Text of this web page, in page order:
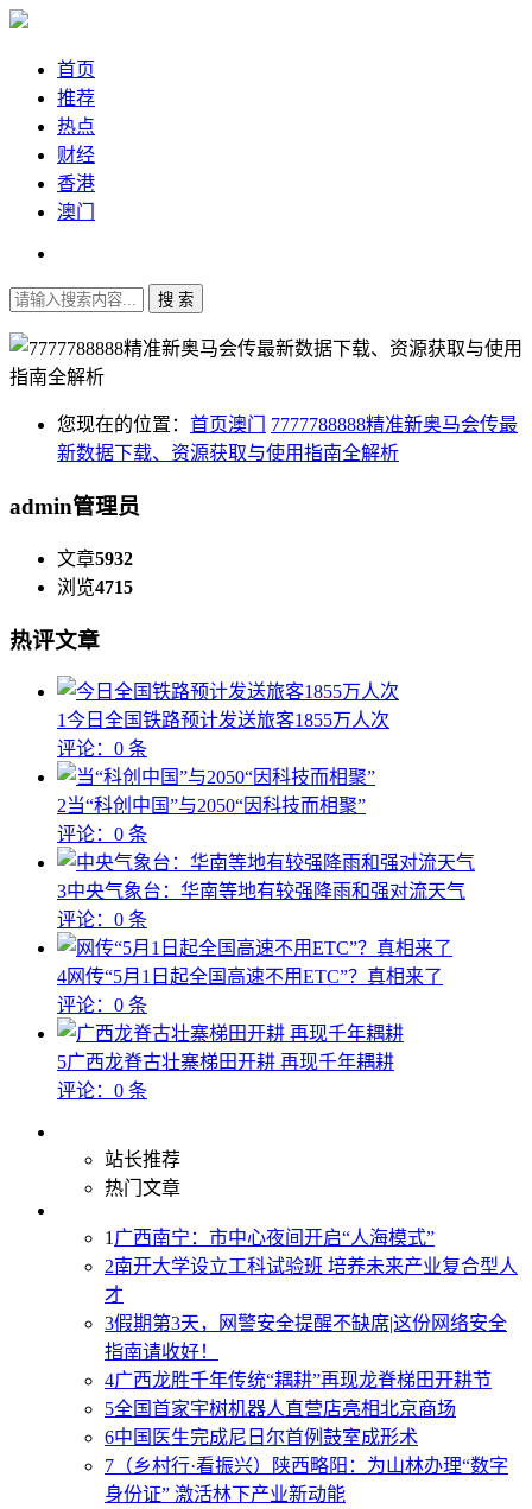
首页
推荐
热点
财经
香港
澳门
您现在的位置： 首页澳门
7777788888精准新奥马会传最
新数据下载、资源获取与使用指南全解析
admin管理员
文章5932
浏览4715
热评文章
1今日全国铁路预计发送旅客1855万人次
评论：0 条
2当“科创中国”与2050“因科技而相聚”
评论：0 条
3中央气象台：华南等地有较强降雨和强对流天气
评论：0 条
4网传“5月1日起全国高速不用ETC”？真相来了
评论：0 条
5广西龙脊古壮寨梯田开耕 再现千年耦耕
评论：0 条
站长推荐
热门文章
1 广西南宁：市中心夜间开启“人海模式”
2南开大学设立工科试验班 培养未来产业复合型人
才
3假期第3天，网警安全提醒不缺席|这份网络安全
指南请收好！
4广西龙胜千年传统“耦耕”再现龙脊梯田开耕节
5全国首家宇树机器人直营店亮相北京商场
6中国医生完成尼日尔首例鼓室成形术
7 （乡村行·看振兴）陕西略阳：为山林办理“数字
身份证” 激活林下产业新动能